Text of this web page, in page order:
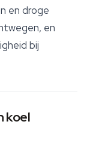
en droge
en
bij
koel